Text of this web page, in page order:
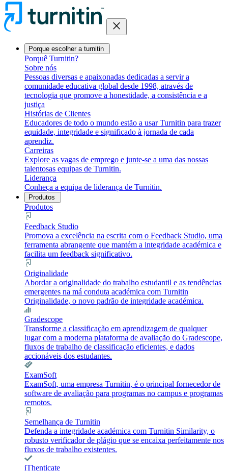
close
Porque escolher a turnitin
Porquê Turnitin?
Sobre nós
Pessoas diversas e apaixonadas dedicadas a servir a
comunidade educativa global desde 1998, através de
tecnologia que promove a honestidade, a consistência e a
justiça
Histórias de Clientes
Educadores de todo o mundo estão a usar Turnitin para trazer
equidade, integridade e significado à jornada de cada
aprendiz.
Carreiras
Explore as vagas de emprego e junte-se a uma das nossas
talentosas equipas de Turnitin.
Liderança
Conheça a equipa de liderança de Turnitin.
Produtos
Produtos
Feedback Studio
Promova a excelência na escrita com o Feedback Studio, uma
ferramenta abrangente que mantém a integridade académica e
facilita um feedback significativo.
Originalidade
Abordar a originalidade do trabalho estudantil e as tendências
emergentes na má conduta académica com Turnitin
Originalidade, o novo padrão de integridade académica.
Gradescope
Transforme a classificação em aprendizagem de qualquer
lugar com a moderna plataforma de avaliação do Gradescope,
fluxos de trabalho de classificação eficientes, e dados
accionáveis dos estudantes.
ExamSoft
ExamSoft, uma empresa Turnitin, é o principal fornecedor de
software de avaliação para programas no campus e programas
remotos.
Semelhança de Turnitin
Defenda a integridade académica com Turnitin Similarity, o
robusto verificador de plágio que se encaixa perfeitamente nos
fluxos de trabalho existentes.
iThenticate